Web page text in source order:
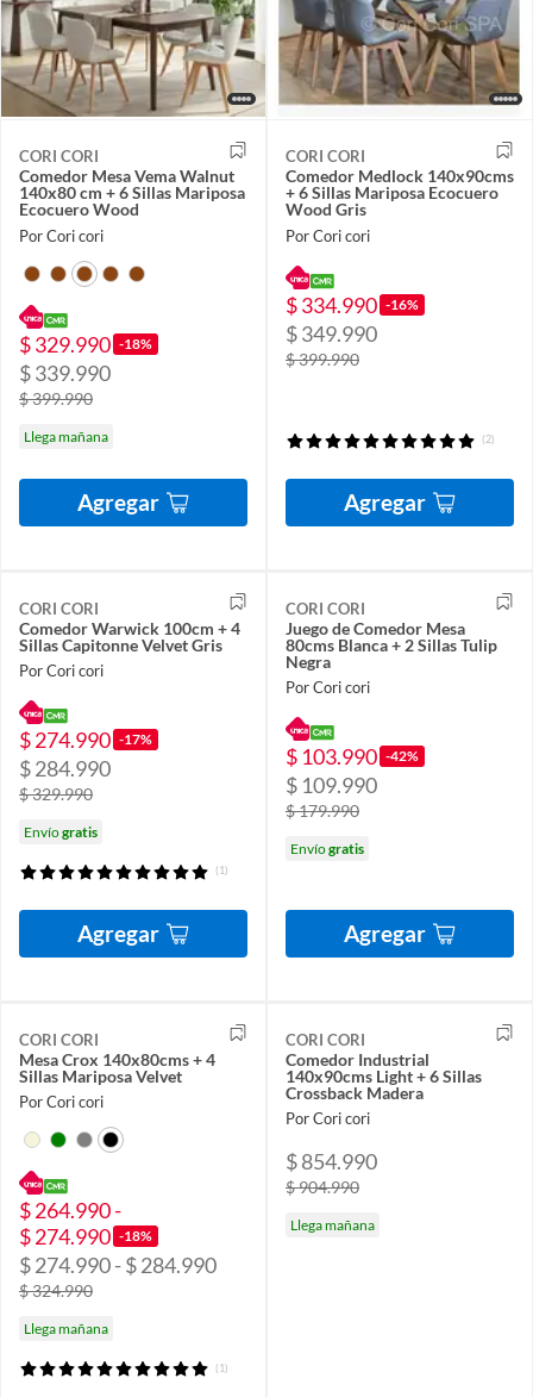
CORI CORI
Comedor Mesa Vema Walnut
140x80 cm + 6 Sillas Mariposa
Ecocuero Wood
Por Cori cori
$ 329.990 -18%
$ 339.990
$ 399.990
Llega mañana
Agregar
CORI CORI
Comedor Medlock 140x90cms
+ 6 Sillas Mariposa Ecocuero
Wood Gris
Por Cori cori
$ 334.990 -16%
$ 349.990
$ 399.990
(2)
Agregar
CORI CORI
Comedor Warwick 100cm + 4
Sillas Capitonne Velvet Gris
Por Cori cori
$ 274.990 -17%
$ 284.990
$ 329.990
Envíogratis
(1)
Agregar
CORI CORI
Juego de Comedor Mesa
80cms Blanca + 2 Sillas Tulip
Negra
Por Cori cori
$ 103.990 -42%
$ 109.990
$ 179.990
Envíogratis
Agregar
CORI CORI
Mesa Crox 140x80cms + 4
Sillas Mariposa Velvet
Por Cori cori
$ 264.990 -
$ 274.990 -18%
$ 274.990 - $ 284.990
$ 324.990
Llega mañana
(1)
CORI CORI
Comedor Industrial
140x90cms Light + 6 Sillas
Crossback Madera
Por Cori cori
$ 854.990
$ 904.990
Llega mañana